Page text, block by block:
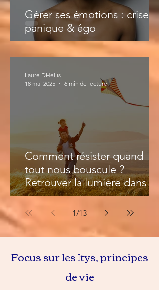
Gérer ses émotions : crise de
panique & égo
Comment résister quand
tout nous bouscule ?
Retrouver la lumière dans les
périodes de déprime
Laure DHellis
18 mai 2025
6 min de lecture
1/13
Focus sur les Itys, principes
de vie